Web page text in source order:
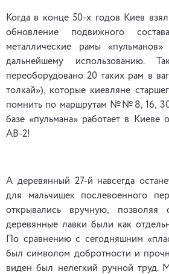
Когда в конце 50-х годов Киев
обновление подвижного
металлические рамы
дальнейшему
переоборудовано 20 таких рам в
толкай»), которые киевляне
помнить по маршрутам №№8, 16,
базе «пульмана» работает в Киеве
АВ-2!
А деревянный 27-й навсегда
для мальчишек послевоенного
открывались вручную, позволяя
деревянные лавки были как
По сравнению с сегодняшним
был символом добротности и
виден был нелегкий ручной труд.